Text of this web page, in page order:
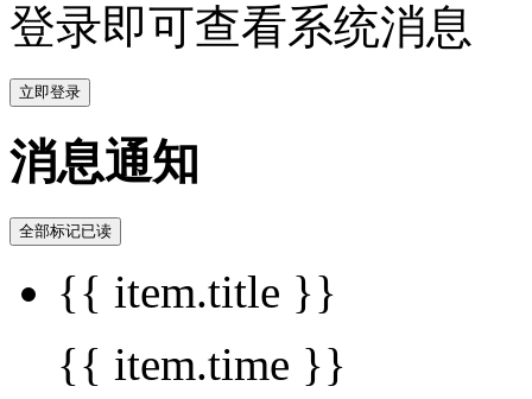
登录即可查看系统消息
立即登录
消息通知
全部标记已读
{{ item.title }}
{{ item.time }}